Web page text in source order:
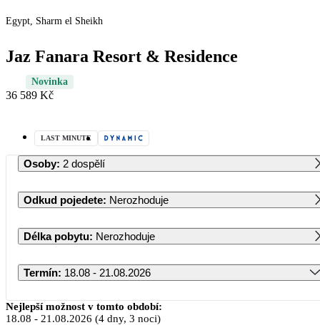
Egypt, Sharm el Sheikh
Jaz Fanara Resort & Residence
Novinka
36 589 Kč
LAST MINUTE
Osoby: 2 dospělí
Odkud pojedete: Nerozhoduje
Délka pobytu: Nerozhoduje
Termín: 18.08 - 21.08.2026
Srpen 2026
Nejlepší možnost v tomto období:
18.08 - 21.08.2026 (4 dny, 3 noci)